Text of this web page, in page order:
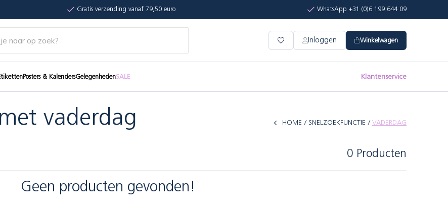
Gratis verzending vanaf 79,50 euro WhatsApp +31 (0)6 199 644 09
Inloggen Winkelwagen
Posters & KalendersGelegenhedenSALE Klantenservice
vaderdag HOME SNELZOEKFUNCTIE VADERDAG
0 Producten
Geen producten gevonden!